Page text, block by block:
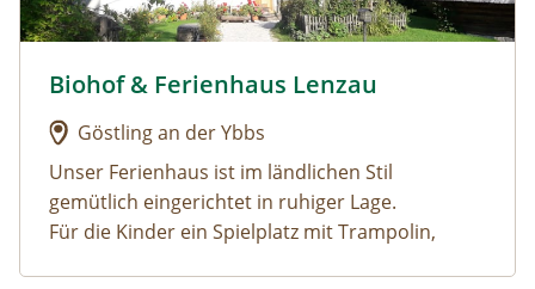
Urlaub am Bauernhof: Biohof & Ferienhaus Lenzau
Biohof & Ferienhaus Lenzau
Göstling an der Ybbs
Unser Ferienhaus ist im ländlichen Stil
gemütlich eingerichtet in ruhiger Lage.
Für die Kinder ein Spielplatz mit Trampolin,